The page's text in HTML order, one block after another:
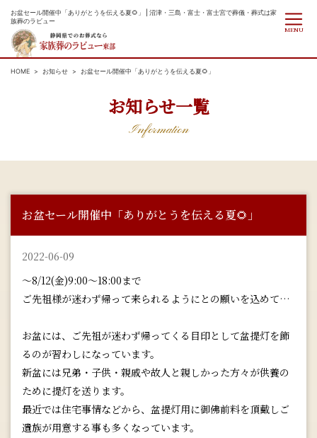
お盆セール開催中「ありがとうを伝える夏🌻」 | 沼津・三島・富士・富士宮で葬儀・葬式は家
族葬のラビュー
MENU
HOME お知らせ お盆セール開催中「ありがとうを伝える夏🌻」
お知らせ一覧
Information
お盆セール開催中「ありがとうを伝える夏🌻」
2022-06-09
～8/12(金)9:00～18:00まで
ご先祖様が迷わず帰って来られるようにとの願いを込めて…
お盆には、ご先祖が迷わず帰ってくる目印として盆提灯を飾
るのが習わしになっています。
新盆には兄弟・子供・親戚や故人と親しかった方々が供養の
ために提灯を送ります。
最近では住宅事情などから、盆提灯用に御佛前料を頂戴しご
遺族が用意する事も多くなっています。